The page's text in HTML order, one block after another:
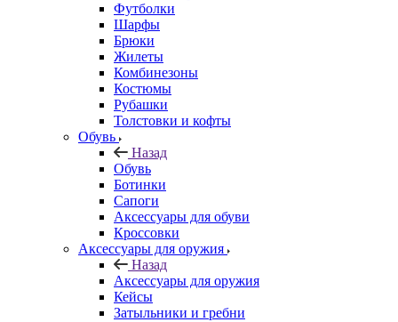
Футболки
Шарфы
Брюки
Жилеты
Комбинезоны
Костюмы
Рубашки
Толстовки и кофты
Обувь
Назад
Обувь
Ботинки
Сапоги
Аксессуары для обуви
Кроссовки
Аксессуары для оружия
Назад
Аксессуары для оружия
Кейсы
Затыльники и гребни